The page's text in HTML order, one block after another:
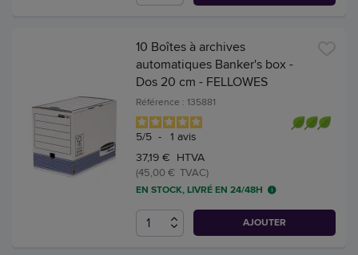
10 Boîtes à archives
automatiques Banker's box -
Dos 20 cm - FELLOWES
Référence : 135881
5/5 - 1 avis
37,19 € HTVA
(45,00 € TVAC)
EN STOCK, LIVRÉ EN 24/48H
AJOUTER